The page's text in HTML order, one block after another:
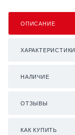
ОПИСАНИЕ
ХАРАКТЕРИСТИКИ
НАЛИЧИЕ
ОТЗЫВЫ
КАК КУПИТЬ